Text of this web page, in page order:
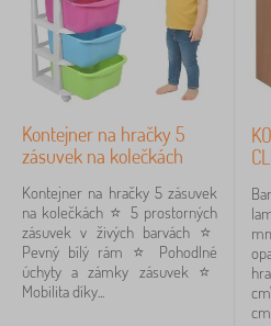
Kontejner na hračky 5
zásuvek na kolečkách
Kontejner na hračky 5 zásuvek
na kolečkách ⭐️ 5 prostorných
zásuvek v živých barvách ⭐️
Pevný bílý rám ⭐️ Pohodlné
úchyty a zámky zásuvek ⭐️
Mobilita díky...